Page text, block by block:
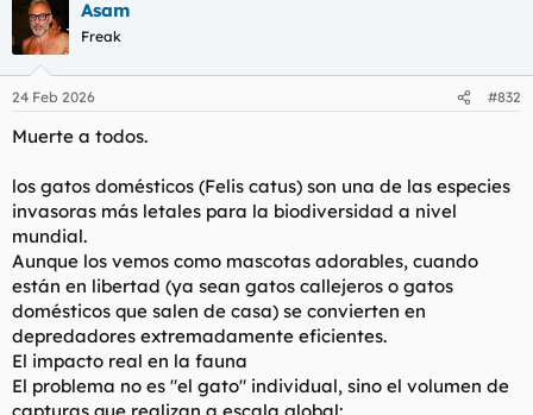
i
e
:
Asam
Freak
24 Feb 2026 #832
Muerte a todos.
los gatos domésticos (Felis catus) son una de las especies
invasoras más letales para la biodiversidad a nivel
mundial.
Aunque los vemos como mascotas adorables, cuando
están en libertad (ya sean gatos callejeros o gatos
domésticos que salen de casa) se convierten en
depredadores extremadamente eficientes.
El impacto real en la fauna
El problema no es "el gato" individual, sino el volumen de